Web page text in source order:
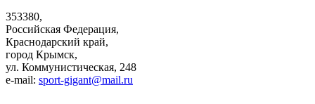
353380,
Российская Федерация,
Краснодарский край,
город Крымск,
ул. Коммунистическая, 248
e-mail: sport-gigant@mail.ru